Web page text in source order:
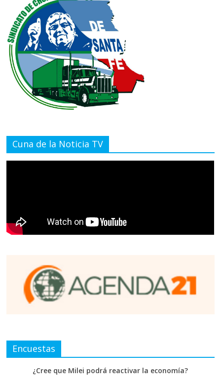
Cuna de la Noticia TV
Encuestas
¿Cree que Milei podrá reactivar la economía?